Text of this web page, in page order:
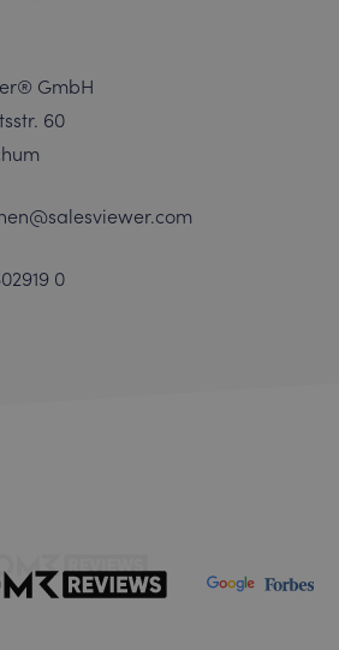
GmbH
60
0